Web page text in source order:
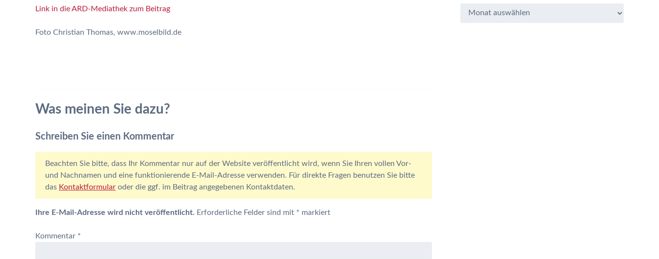
Link in die ARD-Mediathek zum Beitrag
Foto Christian Thomas, www.moselbild.de
Was meinen Sie dazu?
Schreiben Sie einen Kommentar
Beachten Sie bitte, dass Ihr Kommentar nur auf der Website veröffentlicht wird, wenn Sie Ihren vollen Vor-
und Nachnamen und eine funktionierende E-Mail-Adresse verwenden. Für direkte Fragen benutzen Sie bitte
das Kontaktformular oder die ggf. im Beitrag angegebenen Kontaktdaten.
Ihre E-Mail-Adresse wird nicht veröffentlicht. Erforderliche Felder sind mit * markiert
Kommentar *